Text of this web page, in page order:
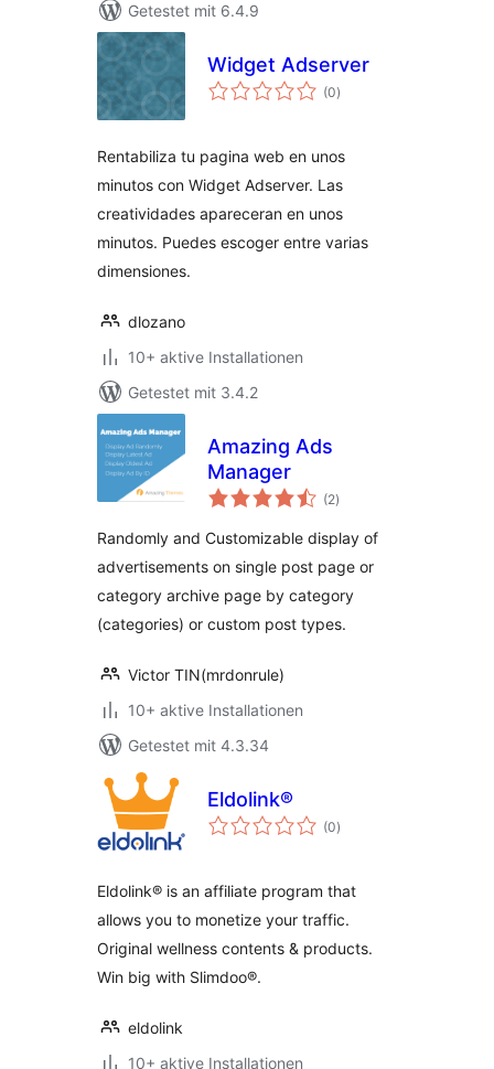
Getestet mit 6.4.9
Widget Adserver
(0Bewertungen
insgesamt
)
Rentabiliza tu pagina web en unos
minutos con Widget Adserver. Las
creatividades apareceran en unos
minutos. Puedes escoger entre varias
dimensiones.
dlozano
10+ aktive Installationen
Getestet mit 3.4.2
Amazing Ads
Manager
(2Bewertungen
insgesamt
)
Randomly and Customizable display of
advertisements on single post page or
category archive page by category
(categories) or custom post types.
Victor TIN(mrdonrule)
10+ aktive Installationen
Getestet mit 4.3.34
Eldolink®
(0Bewertungen
insgesamt
)
Eldolink® is an affiliate program that
allows you to monetize your traffic.
Original wellness contents & products.
Win big with Slimdoo®.
eldolink
10+ aktive Installationen